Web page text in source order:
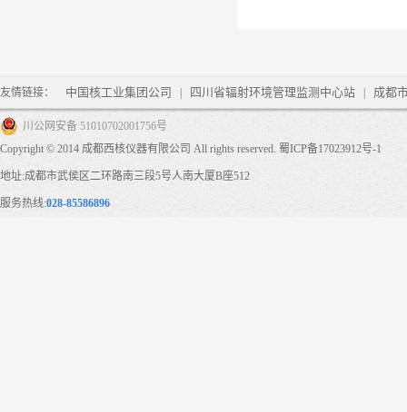
友情链接： 中国核工业集团公司 四川省辐射环境管理监测中心站 成都
川公网安备 51010702001756号
Copyright © 2014 成都西核仪器有限公司 All rights reserved. 蜀ICP备17023912号-1
地址:成都市武侯区二环路南三段5号人南大厦B座512
服务热线:028-85586896